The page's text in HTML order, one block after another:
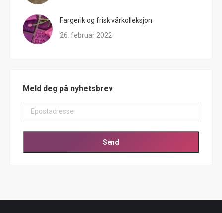
Fargerik og frisk vårkolleksjon
26. februar 2022
Meld deg på nyhetsbrev